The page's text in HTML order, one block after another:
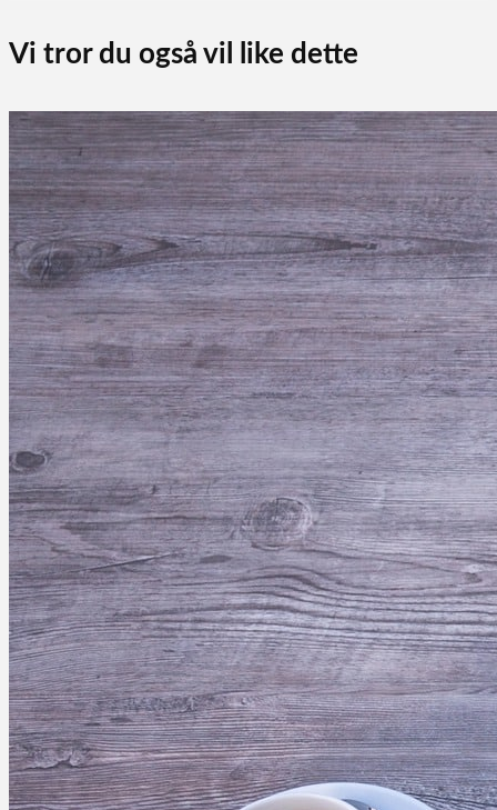
Vi tror du også vil like dette